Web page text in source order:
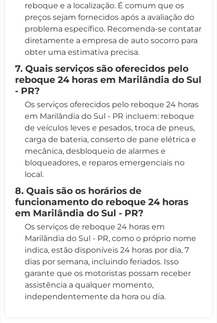
reboque e a localização. É comum que os
preços sejam fornecidos após a avaliação do
problema específico. Recomenda-se contatar
diretamente a empresa de auto socorro para
obter uma estimativa precisa.
7. Quais serviços são oferecidos pelo
reboque 24 horas em Marilândia do Sul
- PR?
Os serviços oferecidos pelo reboque 24 horas
em Marilândia do Sul - PR incluem: reboque
de veículos leves e pesados, troca de pneus,
carga de bateria, conserto de pane elétrica e
mecânica, desbloqueio de alarmes e
bloqueadores, e reparos emergenciais no
local.
8. Quais são os horários de
funcionamento do reboque 24 horas
em Marilândia do Sul - PR?
Os serviços de reboque 24 horas em
Marilândia do Sul - PR, como o próprio nome
indica, estão disponíveis 24 horas por dia, 7
dias por semana, incluindo feriados. Isso
garante que os motoristas possam receber
assistência a qualquer momento,
independentemente da hora ou dia.